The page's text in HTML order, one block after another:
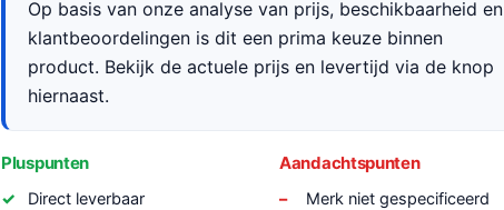
Op basis van onze analyse van prijs, beschikbaarheid en
klantbeoordelingen is dit een prima keuze binnen
product. Bekijk de actuele prijs en levertijd via de knop
hiernaast.
Pluspunten
Direct leverbaar
Aandachtspunten
Merk niet gespecificeerd